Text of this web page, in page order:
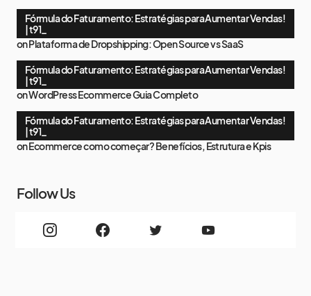
Fórmula do Faturamento: Estratégias para Aumentar Vendas!
| t91_
onPlataforma de Dropshipping: Open Source vs SaaS
Fórmula do Faturamento: Estratégias para Aumentar Vendas!
| t91_
onWordPress Ecommerce Guia Completo
Fórmula do Faturamento: Estratégias para Aumentar Vendas!
| t91_
onEcommerce como começar? Benefícios, Estrutura e Kpis
Follow Us